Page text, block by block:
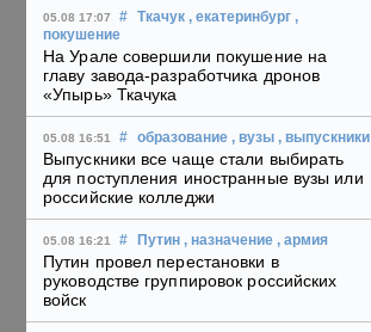
05.08 17:07 # Ткачук , екатеринбург ,
покушение
На Урале совершили покушение на
главу завода-разработчика дронов
«Упырь» Ткачука
05.08 16:51 # образование , вузы , выпускники
Выпускники все чаще стали выбирать
для поступления иностранные вузы или
российские колледжи
05.08 16:21 # Путин , назначение , армия
Путин провел перестановки в
руководстве группировок российских
войск